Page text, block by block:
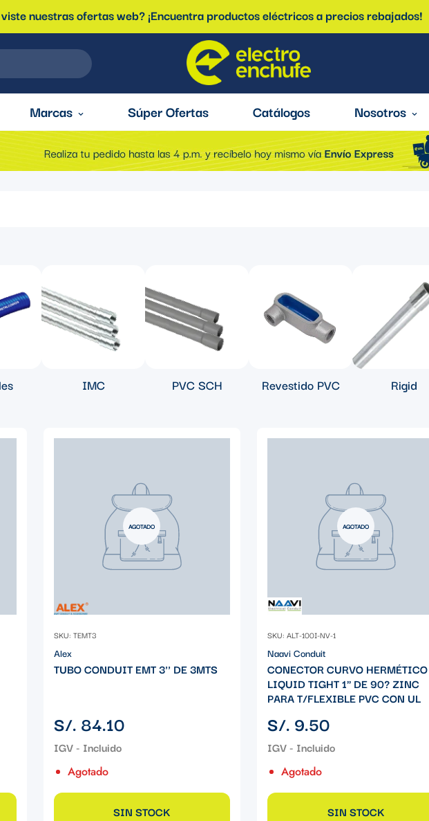
viste nuestras ofertas web? ¡Encuentra productos eléctricos a precios rebajados!
Marcas Súper Ofertas Catálogos Nosotros
IMC PVC SCH Revestido PVC Rigid
AGOTADO
SKU: TEMT3
Alex
TUBO CONDUIT EMT 3'' DE 3MTS
Precio
regular
S/. 84.10
Agotado
SIN STOCK
AGOTADO
SKU: ALT-100I-NV-1
Naavi Conduit
CONECTOR CURVO HERMÉTICO
LIQUID TIGHT 1" DE 90? ZINC
PARA T/FLEXIBLE PVC CON UL
Precio
regular
S/. 9.50
Agotado
SIN STOCK